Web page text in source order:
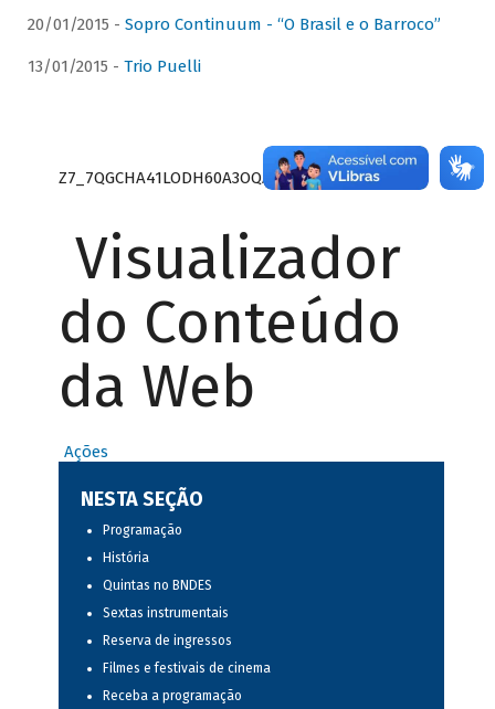
20/01/2015 - Sopro Continuum - “O Brasil e o Barroco”
13/01/2015 - Trio Puelli
Z7_7QGCHA41LODH60A3OQA8RN1415
Visualizador
do Conteúdo
da Web
Ações
NESTA SEÇÃO
Programação
História
Quintas no BNDES
Sextas instrumentais
Reserva de ingressos
Filmes e festivais de cinema
Receba a programação